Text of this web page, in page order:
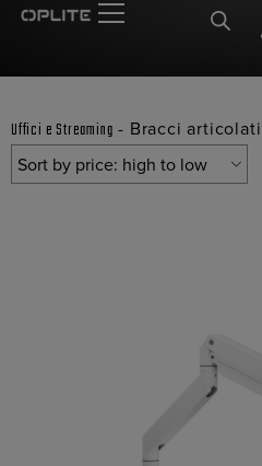
Uffici e Streaming - Bracci articolati